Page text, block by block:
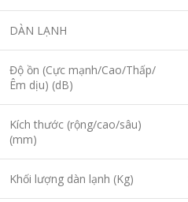
DÀN LẠNH
Độ ồn (Cực mạnh/Cao/Thấp/
Êm dịu) (dB)
Kích thước (rộng/cao/sâu)
(mm)
Khối lượng dàn lạnh (Kg)